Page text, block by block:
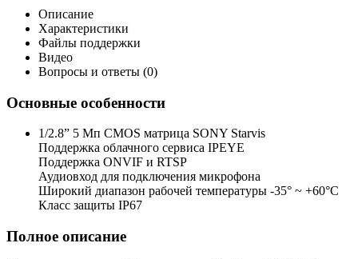
Описание
Характеристики
Файлы поддержки
Видео
Вопросы и ответы (0)
Основные особенности
1/2.8” 5 Мп CMOS матрица SONY Starvis
Поддержка облачного сервиса IPEYE
Поддержка ONVIF и RTSP
Аудиовход для подключения микрофона
Широкий диапазон рабочей температуры -35° ~ +60°C
Класс защиты IP67
Полное описание